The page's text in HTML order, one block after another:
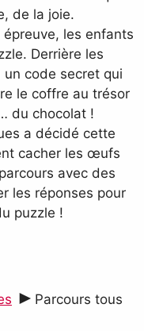
de la joie.
épreuve, les enfants
Derrière les
code secret qui
le coffre au trésor
du chocolat !
a décidé cette
cacher les œufs
avec des
les réponses pour
puzzle !
► Parcours tous